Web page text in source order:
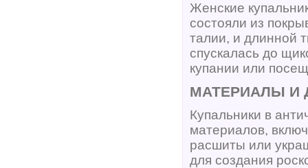
Женские
состояли из
талии, и длинной
спускалась до
купании или
МАТЕРИАЛЫ И
Купальники в
материалов,
расшиты или
для создания